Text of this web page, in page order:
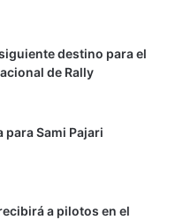
destino para el
de Rally
para Sami Pajari
a pilotos en el